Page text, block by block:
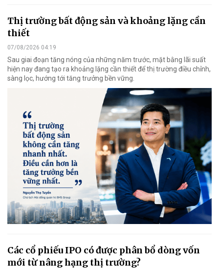
Thị trường bất động sản và khoảng lặng cần
thiết
07/08/2026 04:19
Sau giai đoạn tăng nóng của những năm trước, mặt bằng lãi suất
hiện nay đang tạo ra khoảng lặng cần thiết để thị trường điều chỉnh,
sàng lọc, hướng tới tăng trưởng bền vững.
Các cổ phiếu IPO có được phân bổ dòng vốn
mới từ nâng hạng thị trường?